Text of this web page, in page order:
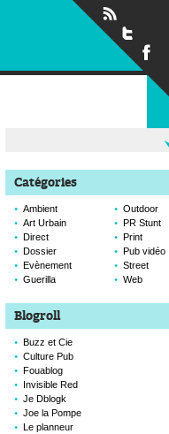
Catégories
Ambient
Art Urbain
Direct
Dossier
Evènement
Guerilla
Outdoor
PR Stunt
Print
Pub vidéo
Street
Web
Blogroll
Buzz et Cie
Culture Pub
Fouablog
Invisible Red
Je Dblogk
Joe la Pompe
Le planneur